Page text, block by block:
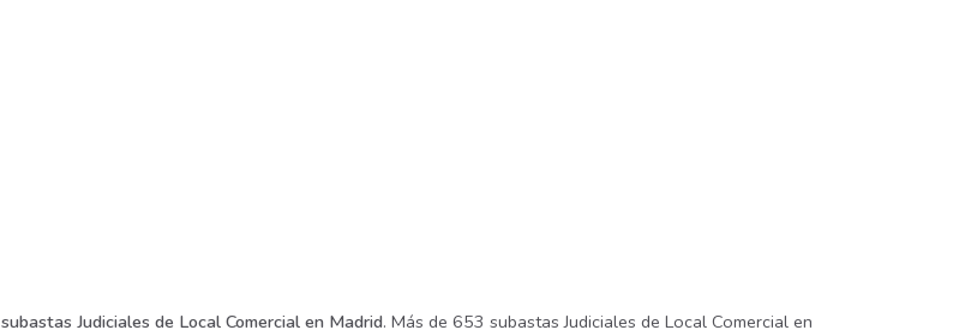
subastas Judiciales de Local Comercial en Madrid. Más de 653 subastas Judiciales de Local Comercial en